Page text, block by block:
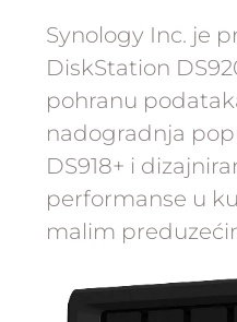
Synology Inc. je
DiskStation
pohranu
nadogradnja
DS918+ i
performanse u
malim